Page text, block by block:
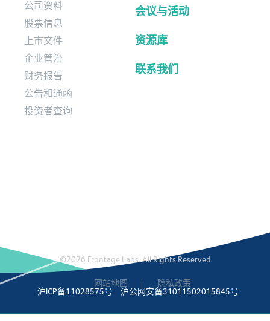
公司资料
股票信息
上市文件
企业管治
财务报告
公告和通函
投资者查询
会议与活动
资源库
联系我们
©2026 Frontage Labs. All Rights Reserved
网站地图
隐私政策
沪ICP备11028575号
沪公网安备31011502015845号